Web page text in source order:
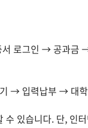
로그인 → 공과금
입력납부 → 대학
있습니다. 단, 인